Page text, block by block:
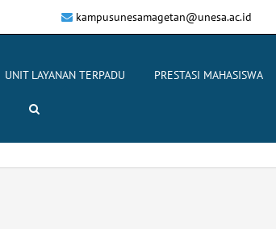
kampusunesamagetan@unesa.ac.id
UNIT LAYANAN TERPADU PRESTASI MAHASISWA